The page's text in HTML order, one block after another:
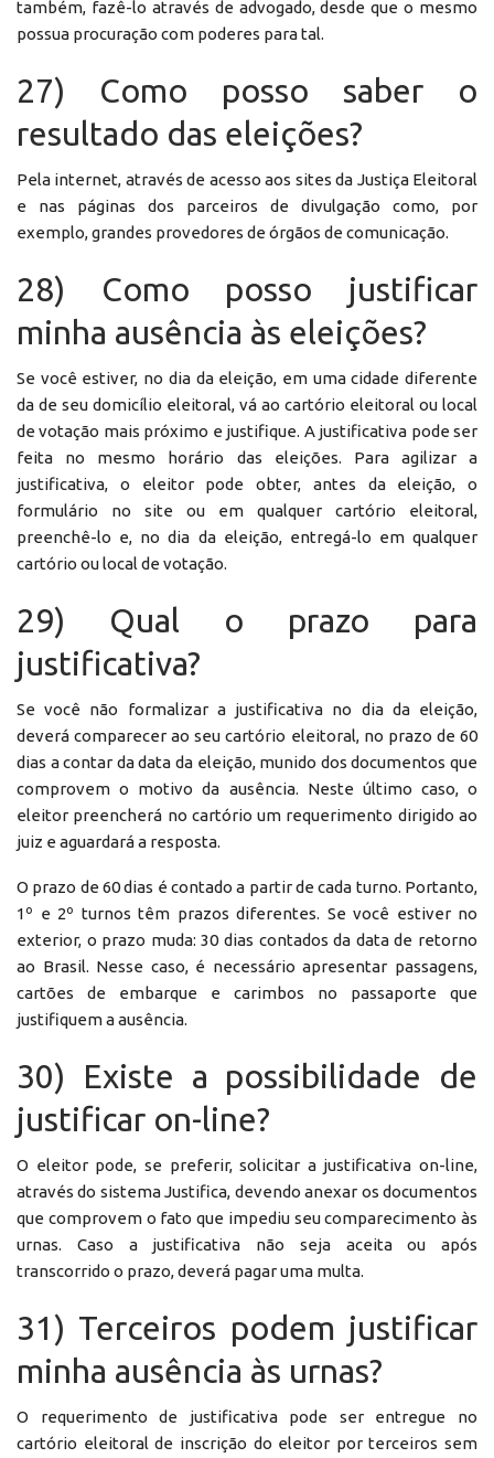
também, fazê-lo através de advogado, desde que o mesmo
possua procuração com poderes para tal.
27) Como posso saber o
resultado das eleições?
Pela internet, através de acesso aos sites da Justiça Eleitoral
e nas páginas dos parceiros de divulgação como, por
exemplo, grandes provedores de órgãos de comunicação.
28) Como posso justificar
minha ausência às eleições?
Se você estiver, no dia da eleição, em uma cidade diferente
da de seu domicílio eleitoral, vá ao cartório eleitoral ou local
de votação mais próximo e justifique. A justificativa pode ser
feita no mesmo horário das eleições. Para agilizar a
justificativa, o eleitor pode obter, antes da eleição, o
formulário no site ou em qualquer cartório eleitoral,
preenchê-lo e, no dia da eleição, entregá-lo em qualquer
cartório ou local de votação.
29) Qual o prazo para
justificativa?
Se você não formalizar a justificativa no dia da eleição,
deverá comparecer ao seu cartório eleitoral, no prazo de 60
dias a contar da data da eleição, munido dos documentos que
comprovem o motivo da ausência. Neste último caso, o
eleitor preencherá no cartório um requerimento dirigido ao
juiz e aguardará a resposta.
O prazo de 60 dias é contado a partir de cada turno. Portanto,
1º e 2º turnos têm prazos diferentes. Se você estiver no
exterior, o prazo muda: 30 dias contados da data de retorno
ao Brasil. Nesse caso, é necessário apresentar passagens,
cartões de embarque e carimbos no passaporte que
justifiquem a ausência.
30) Existe a possibilidade de
justificar on-line?
O eleitor pode, se preferir, solicitar a justificativa on-line,
através do sistema Justifica, devendo anexar os documentos
que comprovem o fato que impediu seu comparecimento às
urnas. Caso a justificativa não seja aceita ou após
transcorrido o prazo, deverá pagar uma multa.
31) Terceiros podem justificar
minha ausência às urnas?
O requerimento de justificativa pode ser entregue no
cartório eleitoral de inscrição do eleitor por terceiros sem